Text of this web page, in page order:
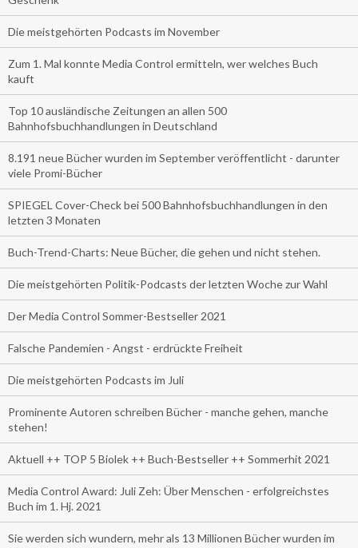
Die meistgehörten Podcasts im November
Zum 1. Mal konnte Media Control ermitteln, wer welches Buch
kauft
Top 10 ausländische Zeitungen an allen 500
Bahnhofsbuchhandlungen in Deutschland
8.191 neue Bücher wurden im September veröffentlicht - darunter
viele Promi-Bücher
SPIEGEL Cover-Check bei 500 Bahnhofsbuchhandlungen in den
letzten 3 Monaten
Buch-Trend-Charts: Neue Bücher, die gehen und nicht stehen.
Die meistgehörten Politik-Podcasts der letzten Woche zur Wahl
Der Media Control Sommer-Bestseller 2021
Falsche Pandemien - Angst - erdrückte Freiheit
Die meistgehörten Podcasts im Juli
Prominente Autoren schreiben Bücher - manche gehen, manche
stehen!
Aktuell ++ TOP 5 Biolek ++ Buch-Bestseller ++ Sommerhit 2021
Media Control Award: Juli Zeh: Über Menschen - erfolgreichstes
Buch im 1. Hj. 2021
Sie werden sich wundern, mehr als 13 Millionen Bücher wurden im